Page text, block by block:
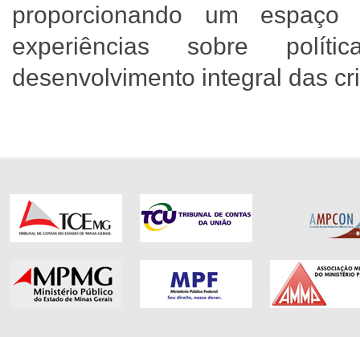
proporcionando um
experiências sobre
desenvolvimento integral das